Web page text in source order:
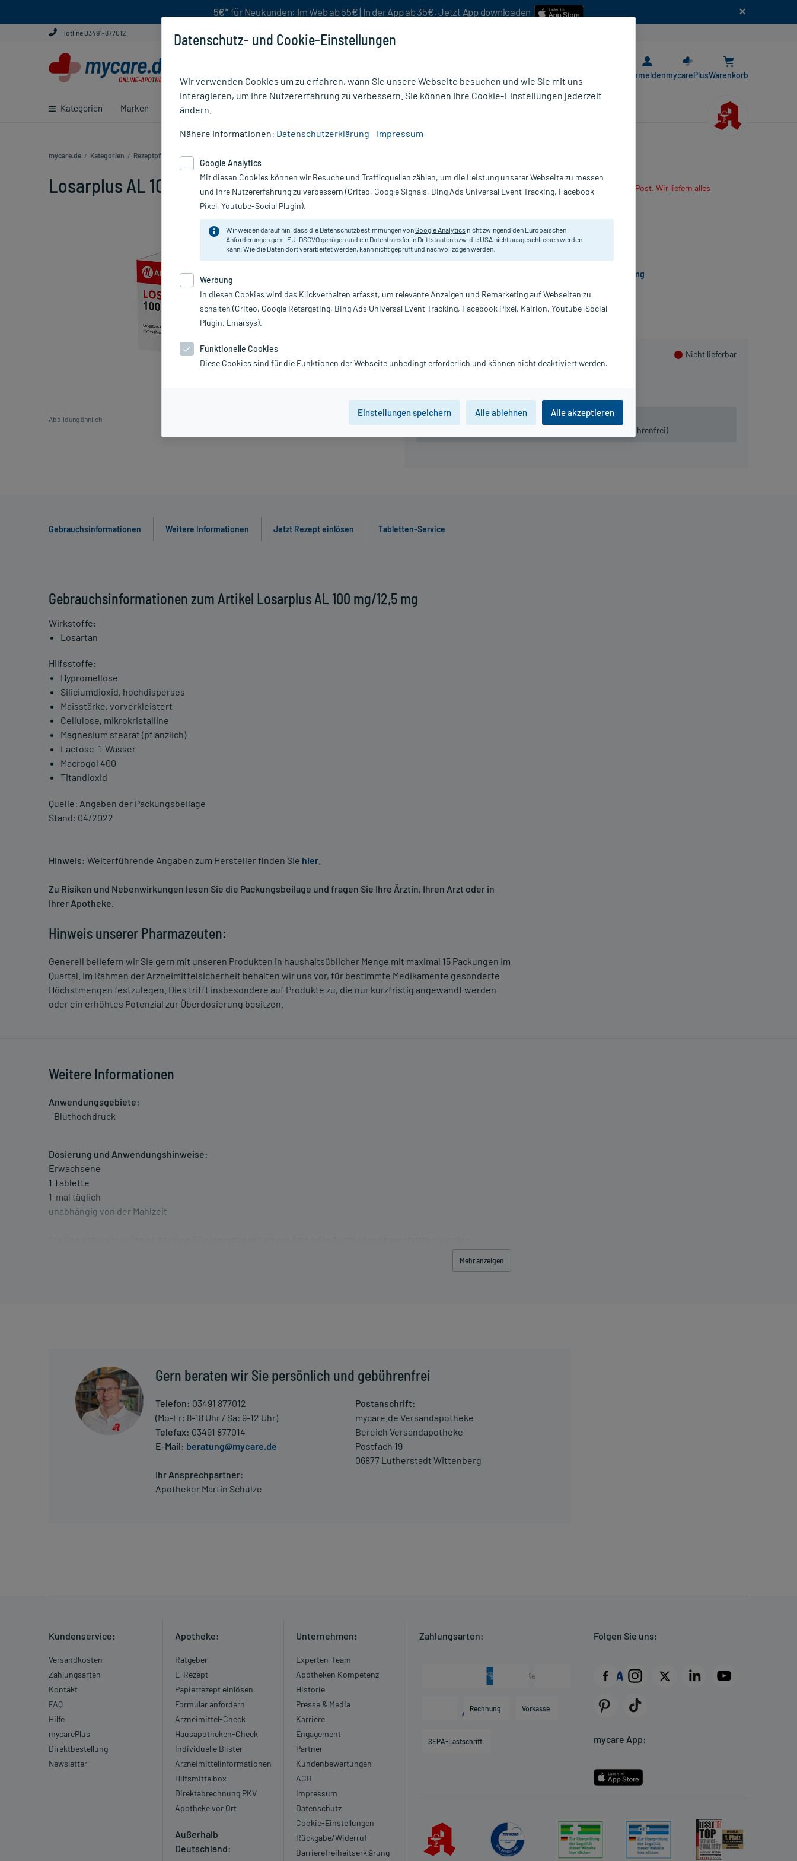
5€* für Neukunden: Im Web ab 55€ | In der App ab 35€. Jetzt App downloaden
Hotline 03491-877012
Kategorien Marken Ratgeber
AnmeldenmycarePlusWarenkorb
mycare.de / Kategorien / Rezeptpflichtige Medikamente
Losarplus AL 100 mg/12,5 mg, 98 St
Abbildung ähnlich
29,07 €
Nicht lieferbar
Der Artikel ist momentan nicht lieferbar.
Tel. 03491-8770120 (gebührenfrei)
Scannen Sie Ihr E-Rezept in der mycare App oder senden es per Post. Wir liefern alles
versandkostenfrei* - inklusive Ihrer mitbestellten Produkte.
Darreichung:
Filmtabletten
Inhalt:
98 St
PZN:
Hersteller:
ALIUD Pharma GmbH
Losarplus AL 100 mg/12,5 mg
Gebrauchsinformationen Weitere Informationen Jetzt Rezept einlösen Tabletten-Service
Gebrauchsinformationen zum Artikel Losarplus AL 100 mg/12,5 mg
Wirkstoffe:
Losartan
Hilfsstoffe:
Hypromellose
Siliciumdioxid, hochdisperses
Maisstärke, vorverkleistert
Cellulose, mikrokristalline
Magnesium stearat (pflanzlich)
Lactose-1-Wasser
Macrogol 400
Titandioxid
Quelle: Angaben der Packungsbeilage
Stand: 04/2022
Hinweis: Weiterführende Angaben zum Hersteller finden Sie hier
Zu Risiken und Nebenwirkungen lesen Sie die Packungsbeilage und fragen Sie Ihre Ärztin, Ihren Arzt oder in
Ihrer Apotheke.
Hinweis unserer Pharmazeuten:
Generell beliefern wir Sie gern mit unseren Produkten in haushaltsüblicher Menge mit maximal 15 Packungen im
Quartal. Im Rahmen der Arzneimittelsicherheit behalten wir uns vor, für bestimmte Medikamente gesonderte
Höchstmengen festzulegen. Dies trifft insbesondere auf Produkte zu, die nur kurzfristig angewandt werden
oder ein erhöhtes Potenzial zur Überdosierung besitzen.
Weitere Informationen
Anwendungsgebiete:
- Bluthochdruck
Dosierung und Anwendungshinweise:
Erwachsene
1 Tablette
1-mal täglich
unabhängig von der Mahlzeit
Überdosierung?
Bei einer Überdosierung kann es unter anderem zu niedrigem Blutdruck, Pulsbeschleunigung oder
Pulserniedrigung kommen. Setzen Sie sich bei dem Verdacht auf eine Überdosierung umgehend mit einem Arzt
in Verbindung.
Setzen Sie die Einnahme zum nächsten vorgeschriebenen Zeitpunkt ganz normal (also nicht mit der doppelten
Generell gilt: Achten Sie vor allem bei Säuglingen, Kleinkindern und älteren Menschen auf eine gewissenhafte
- Überempfindlichkeit gegen die Inhaltsstoffe
- Nicht oder kaum vorhandene Harnausscheidung
Unter Umständen - sprechen Sie hierzu mit Ihrem Arzt oder Apotheker:
- Verschiebung des Säure-Basen-Gleichgewichts im Blut zur alkalischen Seite (Alkalose)
- Neigung zu Allergien
- Asthma bronchiale
- Herzschwäche
- Ischämische Kardiomyopathie (Herzmuskelschwäche nach Herzinfarkt)
- Herzmuskelerkrankung mit starker Verdickung und Einengung der Herzkammer (Hypertrophe
- Verengung einer Herzklappe der linken Herzhälfte (Mitral- bzw. Aortenklappe)
- Durchblutungsstörung der Hirngefäße
- Verengung einer Nierenarterie, wodurch die Durchblutung der Niere eingeschränkt ist
Mehr anzeigen
Gern beraten wir Sie persönlich und gebührenfrei
Telefon: 03491 877012
(Mo-Fr: 8-18 Uhr / Sa: 9-12 Uhr)
Telefax: 03491 877014
E-Mail: beratung@mycare.de
Ihr Ansprechpartner:
Apotheker Martin Schulze
Postanschrift:
mycare.de Versandapotheke
Bereich Versandapotheke
Postfach 19
06877 Lutherstadt Wittenberg
Kundenservice:
Versandkosten
Zahlungsarten
Kontakt
FAQ
Hilfe
mycarePlus
Direktbestellung
Newsletter
Apotheke:
Ratgeber
E-Rezept
Papierrezept einlösen
Formular anfordern
Arzneimittel-Check
Hausapotheken-Check
Individuelle Blister
Arzneimittelinformationen
Hilfsmittelbox
Direktabrechnung PKV
Apotheke vor Ort
Außerhalb
Deutschland:
Unternehmen:
Experten-Team
Apotheken Kompetenz
Historie
Presse & Media
Karriere
Engagement
Partner
Kundenbewertungen
AGB
Impressum
Datenschutz
Cookie-Einstellungen
Rückgabe/Widerruf
Barrierefreiheitserklärung
Zahlungsarten:
Rechnung Vorkasse
SEPA-Lastschrift
Folgen Sie uns:
mycare App:
Datenschutz- und Cookie-Einstellungen
Wir verwenden Cookies um zu erfahren, wann Sie unsere Webseite besuchen und wie Sie mit uns
interagieren, um Ihre Nutzererfahrung zu verbessern. Sie können Ihre Cookie-Einstellungen jederzeit
ändern.
Nähere Informationen: Datenschutzerklärung Impressum
Google Analytics
Mit diesen Cookies können wir Besuche und Trafficquellen zählen, um die Leistung unserer Webseite zu messen
und Ihre Nutzererfahrung zu verbessern (Criteo, Google Signals, Bing Ads Universal Event Tracking, Facebook
Pixel, Youtube-Social Plugin).
Wir weisen darauf hin, dass die Datenschutzbestimmungen vonGoogle Analytics nicht zwingend den Europäischen
Anforderungen gem. EU-DSGVO genügen und ein Datentransfer in Drittstaaten bzw. die USA nicht ausgeschlossen werden
kann. Wie die Daten dort verarbeitet werden, kann nicht geprüft und nachvollzogen werden.
Werbung
In diesen Cookies wird das Klickverhalten erfasst, um relevante Anzeigen und Remarketing auf Webseiten zu
schalten (Criteo, Google Retargeting, Bing Ads Universal Event Tracking, Facebook Pixel, Kairion, Youtube-Social
Plugin, Emarsys).
Funktionelle Cookies
Diese Cookies sind für die Funktionen der Webseite unbedingt erforderlich und können nicht deaktiviert werden.
Einstellungen speichern Alle ablehnen Alle akzeptieren